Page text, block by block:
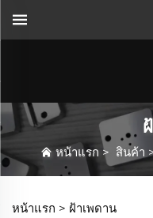
หน้าแรก > สินค้า
หน้าแรก > ฝ้าเพดาน